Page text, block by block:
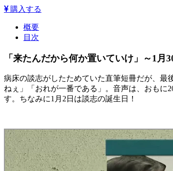
購入する
概要
目次
「来たんだから何か置いていけ」～1月
病床の談志がしたためていた直筆短冊だが、最
ねぇ」「おれが一番である」。音声は、おもに
す。ちなみに1月2日は談志の誕生日！